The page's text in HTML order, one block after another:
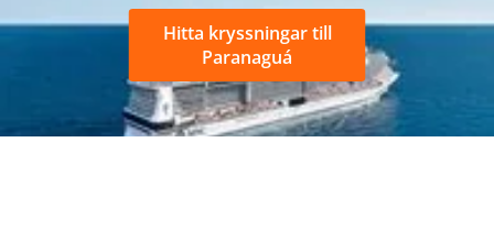
Hitta kryssningar till
Paranaguá